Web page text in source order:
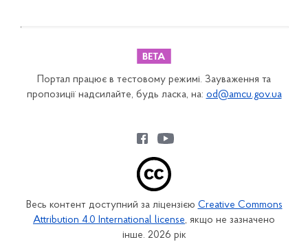
Портал працює в тестовому режимі. Зауваження та
пропозиції надсилайте, будь ласка, на: od@amcu.gov.ua
Весь контент доступний за ліцензією Creative Commons
Attribution 4.0 International license, якщо не зазначено
інше. 2026 рік